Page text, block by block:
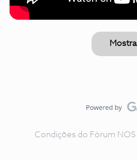
Condições do Fórum NOS